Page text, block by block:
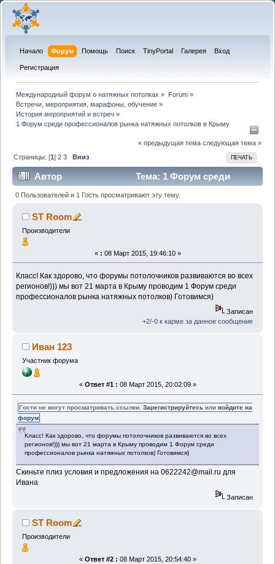
Начало Форум Помощь Поиск TinyPortal Галерея Вход
Регистрация
Международный форум о натяжных потолках » Forum»
Встречи, мероприятия, марафоны, обучение »
История мероприятий и встреч »
1 Форум среди профессионалов рынка натяжных потолков в Крыму
« предыдущая тема следующая тема »
ПЕЧАТЬ
Страницы: [1]2 3 Вниз
Автор
Тема: 1 Форум среди
профессионалов рынка натяжных потолков в
Крыму (Прочитано 42450 раз)
0 Пользователей и 1 Гость просматривают эту тему.
ST Room
Производители
« : 08 Март 2015, 19:46:10 »
Класс! Как здорово, что форумы потолочников развиваются во всех
регионов!))) мы вот 21 марта в Крыму проводим 1 Форум среди
профессионалов рынка натяжных потолков) Готовимся)
Записан
+2/-0 к карме за данное сообщение
Иван 123
Участник форума
« Ответ #1 : 08 Март 2015, 20:02:09 »
Гости не могут просматривать ссылки.Зарегистрируйтесь иливойдите на
форум
Класс! Как здорово, что форумы потолочников развиваются во всех
регионов!))) мы вот 21 марта в Крыму проводим 1 Форум среди
профессионалов рынка натяжных потолков) Готовимся)
Скиньте плиз условия и предложения на 0622242@mail.ru для
Ивана
Записан
ST Room
Производители
« Ответ #2 : 08 Март 2015, 20:54:40 »